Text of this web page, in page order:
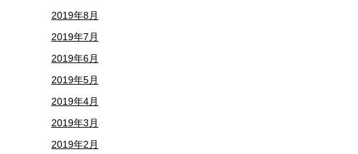
2019年8月
2019年7月
2019年6月
2019年5月
2019年4月
2019年3月
2019年2月